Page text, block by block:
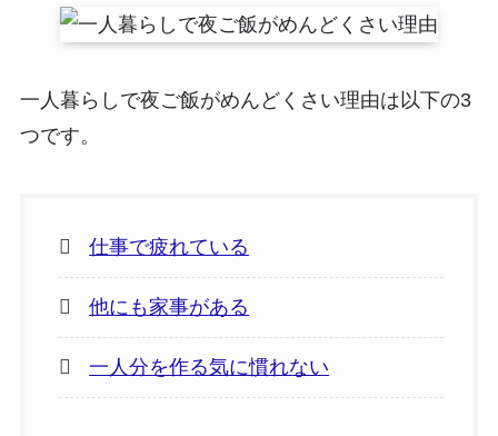
一人暮らしで夜ご飯がめんどくさい理由は以下の3
つです。
仕事で疲れている
他にも家事がある
一人分を作る気に慣れない